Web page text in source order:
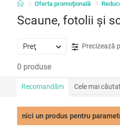
Oferta promoţională
Scaune, fotolii și
Preţ Precizează
0 produse
Recomandăm Cele mai
nici un produs pentru